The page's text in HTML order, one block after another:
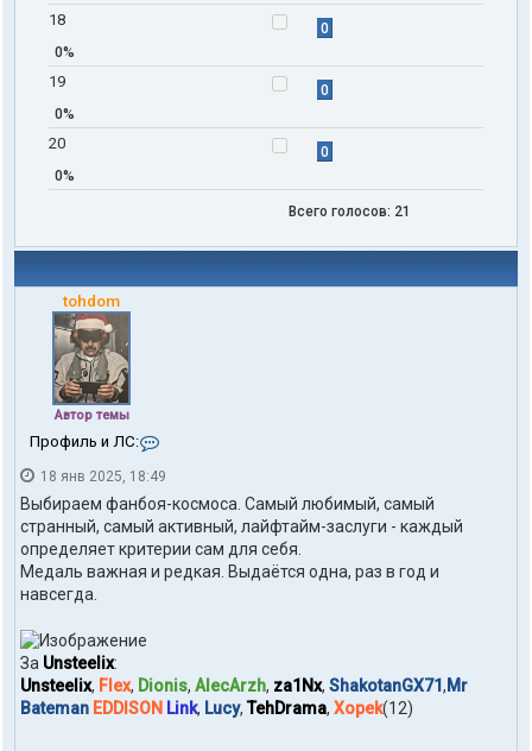
18
0
0%
19
0
0%
20
0
0%
Всего голосов: 21
tohdom
Автор темы
Профиль и ЛС:
н
т
а
к
т
ы
о
в
18 янв 2025, 18:49
Выбираем фанбоя-космоса. Самый любимый, самый
странный, самый активный, лайфтайм-заслуги - каждый
определяет критерии сам для себя.
Медаль важная и редкая. Выдаётся одна, раз в год и
навсегда.
За Unsteelix:
Unsteelix, Flex, Dionis, AlecArzh, za1Nx, ShakotanGX71 , Mr
Bateman EDDISON Link, Lucy,TehDrama, Xopek(12)